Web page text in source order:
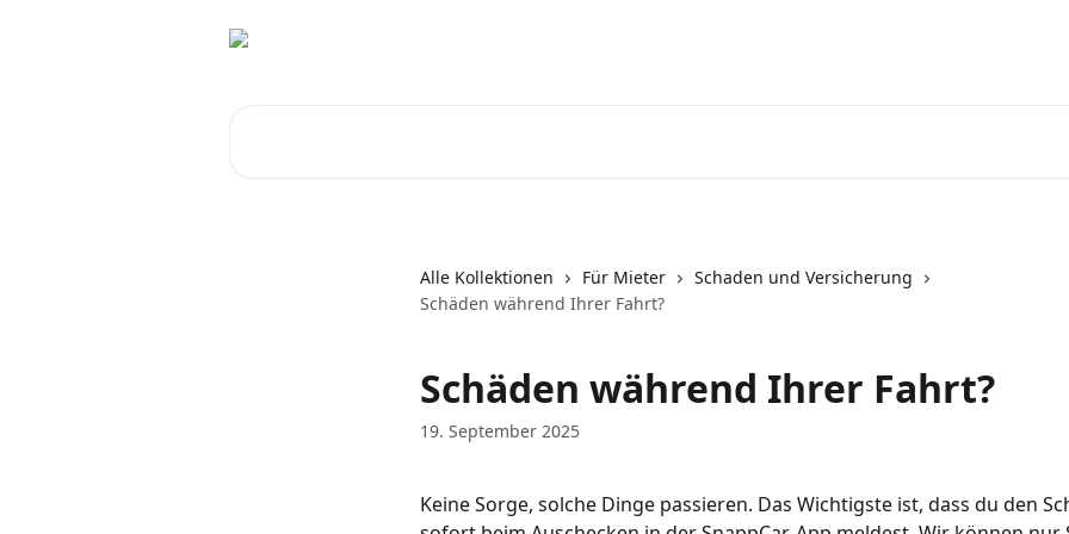
Alle Kollektionen Für Mieter
Schaden und Versicherung
Schäden während Ihrer Fahrt?
Schäden während Ihrer Fahrt?
19. September 2025
Keine Sorge, solche Dinge passieren. Das Wichtigste ist, dass du den